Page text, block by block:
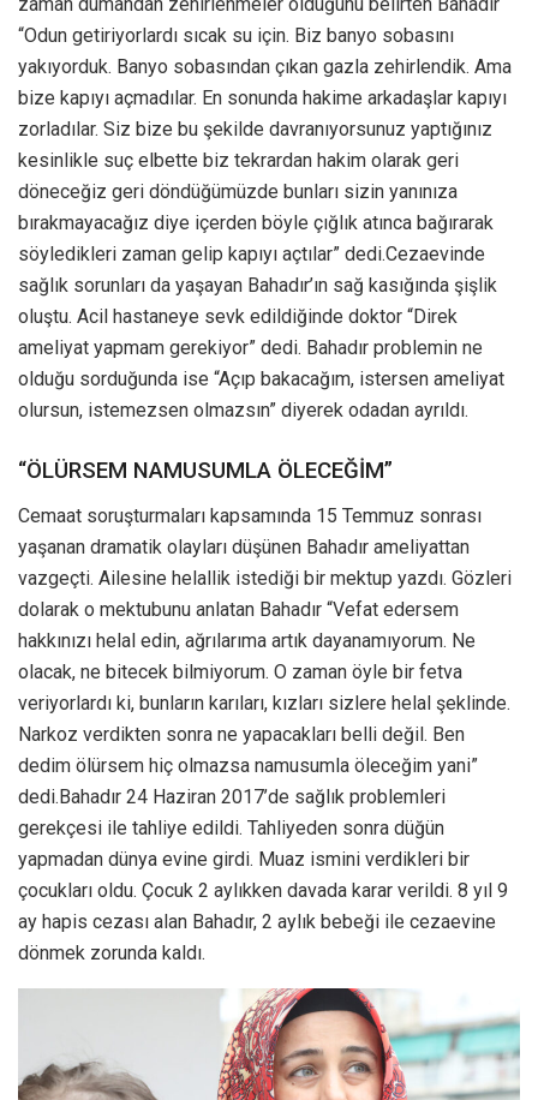
“Odun getiriyorlardı sıcak su için. Biz banyo sobasını
yakıyorduk. Banyo sobasından çıkan gazla zehirlendik. Ama
bize kapıyı açmadılar. En sonunda hakime arkadaşlar kapıyı
zorladılar. Siz bize bu şekilde davranıyorsunuz yaptığınız
kesinlikle suç elbette biz tekrardan hakim olarak geri
döneceğiz geri döndüğümüzde bunları sizin yanınıza
bırakmayacağız diye içerden böyle çığlık atınca bağırarak
söyledikleri zaman gelip kapıyı açtılar” dedi.Cezaevinde
sağlık sorunları da yaşayan Bahadır’ın sağ kasığında şişlik
oluştu. Acil hastaneye sevk edildiğinde doktor “Direk
ameliyat yapmam gerekiyor” dedi. Bahadır problemin ne
olduğu sorduğunda ise “Açıp bakacağım, istersen ameliyat
olursun, istemezsen olmazsın” diyerek odadan ayrıldı.
“ÖLÜRSEM NAMUSUMLA ÖLECEĞİM”
Cemaat soruşturmaları kapsamında 15 Temmuz sonrası
yaşanan dramatik olayları düşünen Bahadır ameliyattan
vazgeçti. Ailesine helallik istediği bir mektup yazdı. Gözleri
dolarak o mektubunu anlatan Bahadır “Vefat edersem
hakkınızı helal edin, ağrılarıma artık dayanamıyorum. Ne
olacak, ne bitecek bilmiyorum. O zaman öyle bir fetva
veriyorlardı ki, bunların karıları, kızları sizlere helal şeklinde.
Narkoz verdikten sonra ne yapacakları belli değil. Ben
dedim ölürsem hiç olmazsa namusumla öleceğim yani”
dedi.Bahadır 24 Haziran 2017’de sağlık problemleri
gerekçesi ile tahliye edildi. Tahliyeden sonra düğün
yapmadan dünya evine girdi. Muaz ismini verdikleri bir
çocukları oldu. Çocuk 2 aylıkken davada karar verildi. 8 yıl 9
ay hapis cezası alan Bahadır, 2 aylık bebeği ile cezaevine
dönmek zorunda kaldı.